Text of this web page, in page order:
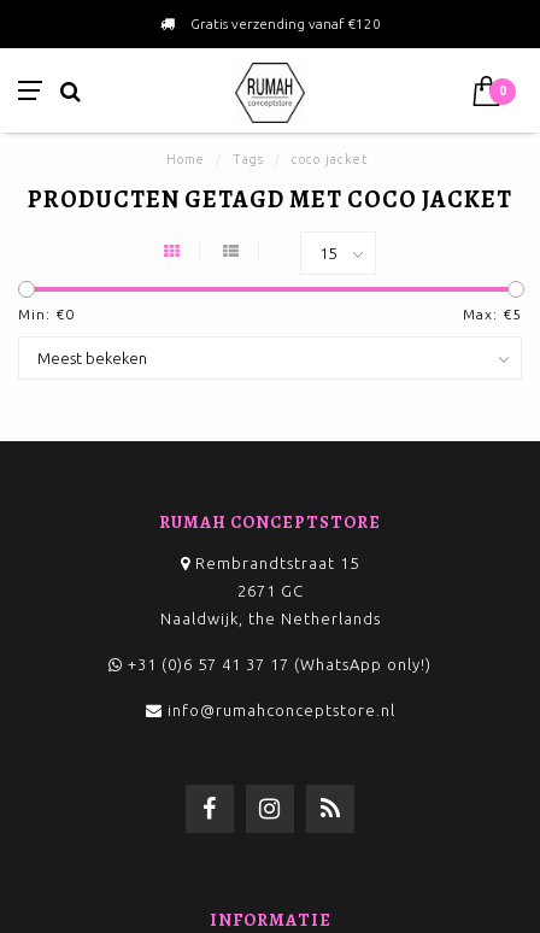
Gratis verzending vanaf €120
0
Home Tags coco jacket
PRODUCTEN GETAGD MET COCO JACKET
Min: €0 Max: €5
RUMAH CONCEPTSTORE
Rembrandtstraat 15
2671 GC
Naaldwijk, the Netherlands
+31 (0)6 57 41 37 17 (WhatsApp only!)
info@rumahconceptstore.nl
INFORMATIE